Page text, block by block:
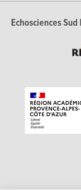
Echosciences